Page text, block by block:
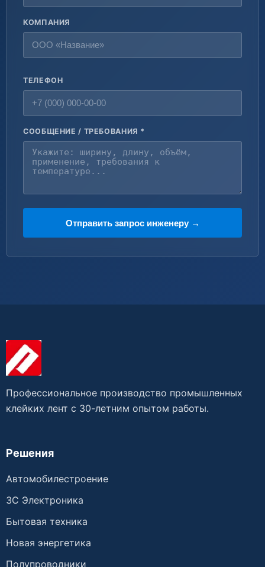
КОМПАНИЯ
ТЕЛЕФОН
СООБЩЕНИЕ / ТРЕБОВАНИЯ *
Отправить запрос инженеру →
Профессиональное производство промышленных
клейких лент с 30-летним опытом работы.
Решения
Автомобилестроение
3C Электроника
Бытовая техника
Новая энергетика
Полупроводники